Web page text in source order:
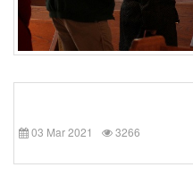
03 Mar 2021 3266